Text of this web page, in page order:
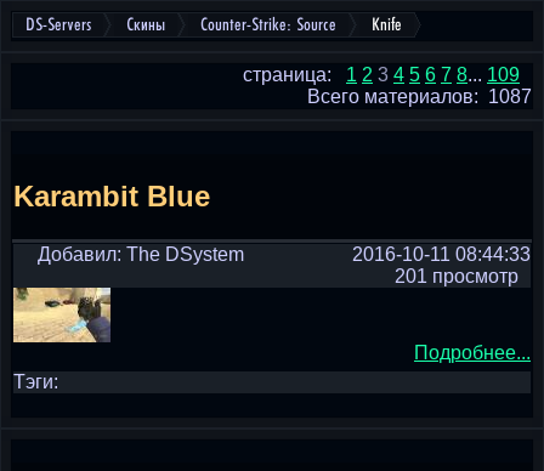
DS-Servers Скины Counter-Strike: Source Knife
страница: 1 2 3 4 5 6 7 8... 109
Всего материалов: 1087
Karambit Blue
Добавил: The DSystem
2016-10-11 08:44:33
201 просмотр
Подробнее...
Тэги: